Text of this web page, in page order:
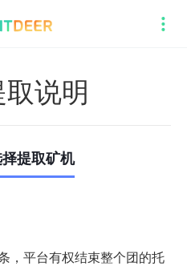
说明
提取矿机
，平台有权结束整个团的托